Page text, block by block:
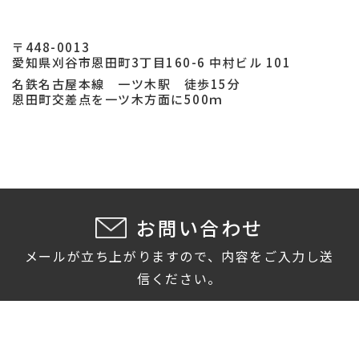
〒448-0013
愛知県刈谷市恩田町3丁目160-6 中村ビル 101
名鉄名古屋本線 一ツ木駅 徒歩15分
恩田町交差点を一ツ木方面に500ｍ
お問い合わせ
メールが立ち上がりますので、内容をご入力し送
信ください。